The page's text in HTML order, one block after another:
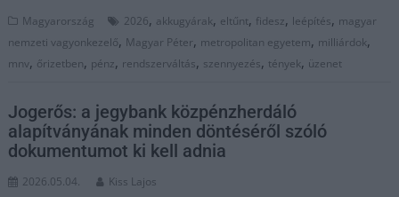
Magyarország 2026, akkugyárak, eltűnt, fidesz, leépítés, magyar
nemzeti vagyonkezelő, Magyar Péter, metropolitan egyetem, milliárdok,
mnv, őrizetben, pénz, rendszerváltás, szennyezés, tények, üzenet
Jogerős: a jegybank közpénzherdáló
alapítványának minden döntéséről szóló
dokumentumot ki kell adnia
2026.05.04. Kiss Lajos